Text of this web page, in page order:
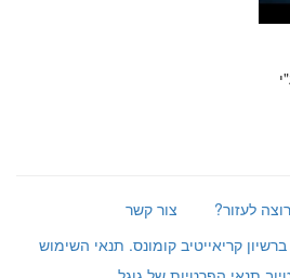
רוצה לעזור?
צור קשר
קריאייטיב קומונס. תנאי השימוש